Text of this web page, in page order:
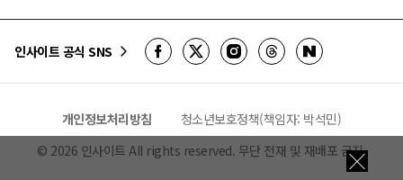
인사이트 공식 SNS
개인정보처리방침
청소년보호정책(책임자: 박석민)
© 2026 인사이트 All rights reserved. 무단 전재 및 재배포 금지.